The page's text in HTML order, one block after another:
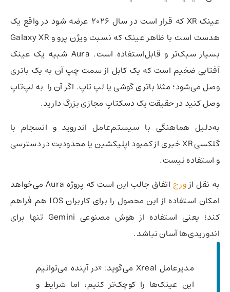
عینک XR که قرار است در سال 2026 عرضه شود در واقع یک
هدست است با ظاهر عینک که نسبت ویژن پرو و Galaxy XR
بسیار سبک‌تر و قابل‌استفاده است. Aura شبیه یک عینک
آفتابی ضخیم است که یک کابل از سمت چپ آن به یک باتری
وصل می‌شود؛ مثلا باتری گوشی یا لپ تاپ. اگر آن را به لپ‌تاپ
وصل کنید در حقیقت یک دسکتاپ مجازی بزرگ دارید.
به‌دلیل هماهنگی با سیستم‌عامل اندروید و انسجام با
گلکسی XR خبری از کمبود اپلیکشین یا محدودیت در دسترسی
و استفاده نیست.
به نقل ازورج
اتفاق جالب این است که پروژه Aura می‌خواهد
امکان استفاده از این محصول را برای کاربران IOS هم فراهم
کند؛ یعنی استفاده از هوش مصنوعی Gemini تنها برای
اندوریدی‌ها آسان نباشد.
مدیرعامل Xreal می‌گوید: «در آینده می‌توانیم
این عینک‌ها را کوچک‌تر کنیم، اما شرایط و